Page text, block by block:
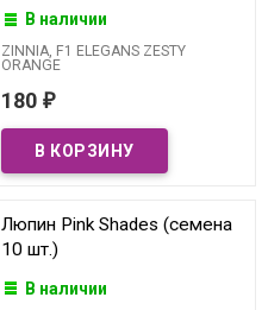
В наличии
ZINNIA, F1 ELEGANS ZESTY
ORANGE
180 ₽
Люпин Pink Shades (семена
10 шт.)
В наличии